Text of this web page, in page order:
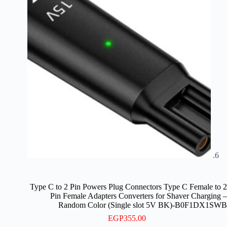
Type C to 2 Pin Powers Plug Connectors Type C Female to 2
Pin Female Adapters Converters for Shaver Charging –
Random Color (Single slot 5V BK)-B0F1DX1SWB
EGP355.00